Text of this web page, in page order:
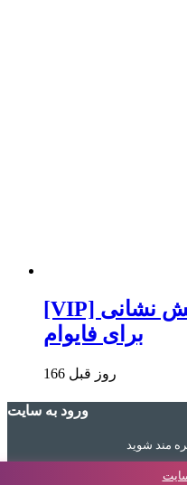
[VIP] دانلود ماد دوج چارجر آتش نشانی
برای فایوام
166 روز قبل
ورود به سایت